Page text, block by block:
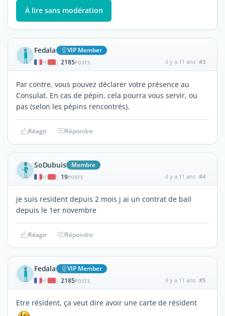
À lire sans modération
Fedala VIP Member
| 2185POSTS il y a 11 ans #3
Par contre, vous pouvez déclarer votre présence au
Consulat. En cas de pépin, cela pourra vous servir, ou
pas (selon les pépins rencontrés).
Réagir Répondre
SoDubuis Membre
| 19POSTS il y a 11 ans #4
je suis resident depuis 2 mois j ai un contrat de bail
depuis le 1er novembre
Réagir Répondre
Fedala VIP Member
| 2185POSTS il y a 11 ans #5
Etre résident, ça veut dire avoir une carte de résident